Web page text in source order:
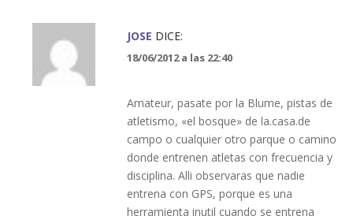
JOSE DICE:
18/06/2012 a las 22:40
Amateur, pasate por la Blume, pistas de
atletismo, «el bosque» de la.casa.de
campo o cualquier otro parque o camino
donde entrenen atletas con frecuencia y
disciplina. Alli observaras que nadie
entrena con GPS, porque es una
herramienta inutil cuando se entrena